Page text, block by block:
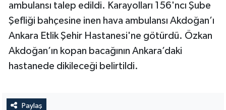
ambulansı talep edildi. Karayolları 156'ncı Şube
Şefliği bahçesine inen hava ambulansı Akdoğan’ı
Ankara Etlik Şehir Hastanesi'ne götürdü. Özkan
Akdoğan’ın kopan bacağının Ankara’daki
hastanede dikileceği belirtildi.
Paylaş